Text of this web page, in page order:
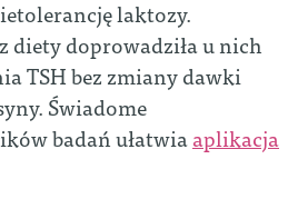
laktozy.
diety doprowadziła u nich
TSH bez zmiany dawki
Świadome
badań ułatwiaaplikacja